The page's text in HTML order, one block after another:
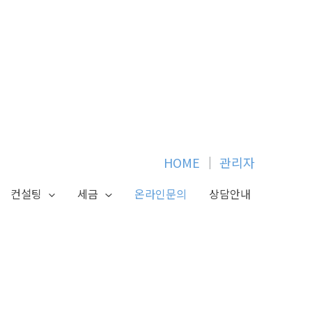
HOME │ 관리자
컨설팅 세금 온라인문의 상담안내